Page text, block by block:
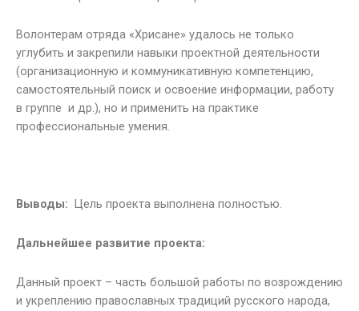
Волонтерам отряда «Хрисане» удалось не только
углубить и закрепили навыки проектной деятельности
(организационную и коммуникативную компетенцию,
самостоятельный поиск и освоение информации, работу
в группе и др.), но и применить на практике
профессиональные умения.
Выводы: Цель проекта выполнена полностью.
Дальнейшее развитие проекта:
Данный проект – часть большой работы по возрождению
и укреплению православных традиций русского народа,